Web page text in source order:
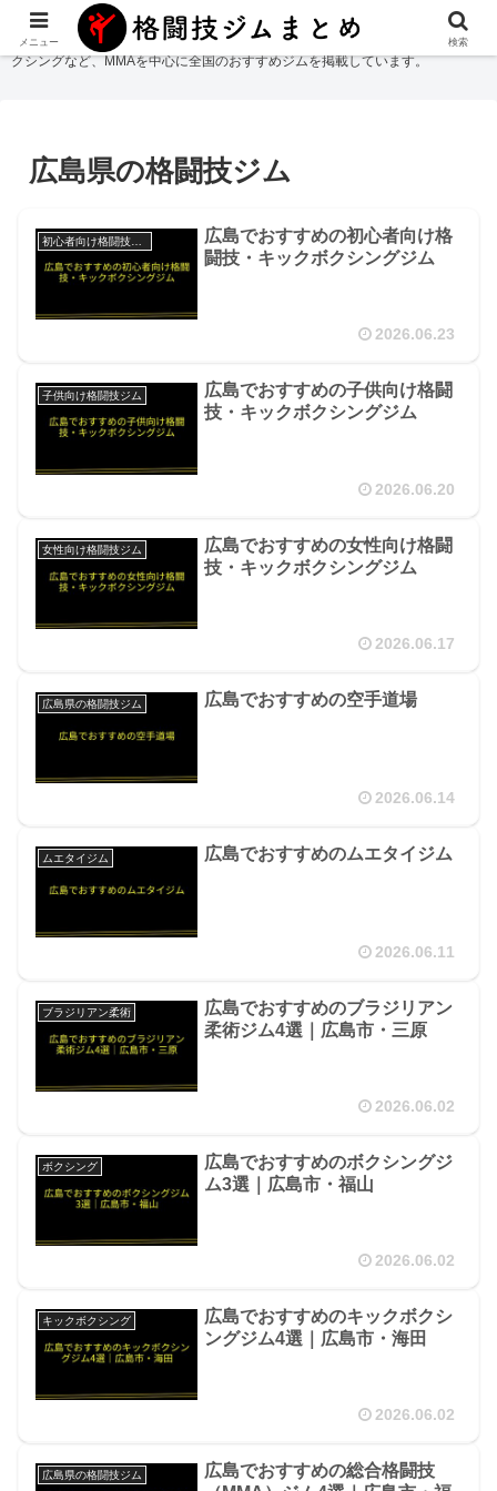
格闘技ジムまとめ
では総合格闘技・柔術・レスリング・キックボクシング・ボ
クシングなど、MMAを中心に全国のおすすめジムを掲載しています。
広島県の格闘技ジム
広島でおすすめの初心者向け格
闘技・キックボクシングジム
2026.06.23
子供向け格闘技ジム
広島でおすすめの子供向け格闘
技・キックボクシングジム
2026.06.20
女性向け格闘技ジム
広島でおすすめの女性向け格闘
技・キックボクシングジム
2026.06.17
広島県の格闘技ジム 広島でおすすめの空手道場
2026.06.14
ムエタイジム 広島でおすすめのムエタイジム
2026.06.11
ブラジリアン柔術
広島でおすすめのブラジリアン
柔術ジム4選｜広島市・三原
2026.06.02
ボクシング
広島でおすすめのボクシングジ
ム3選｜広島市・福山
2026.06.02
キックボクシング
広島でおすすめのキックボクシ
ングジム4選｜広島市・海田
2026.06.02
広島県の格闘技ジム
広島でおすすめの総合格闘技
メニュー 検索